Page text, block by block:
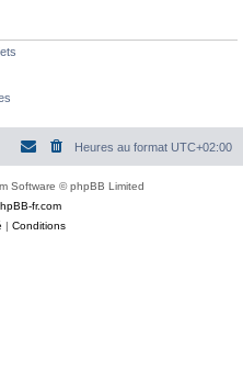
Heures au format UTC+02:00
Software © phpBB Limited
fr.com
| Conditions